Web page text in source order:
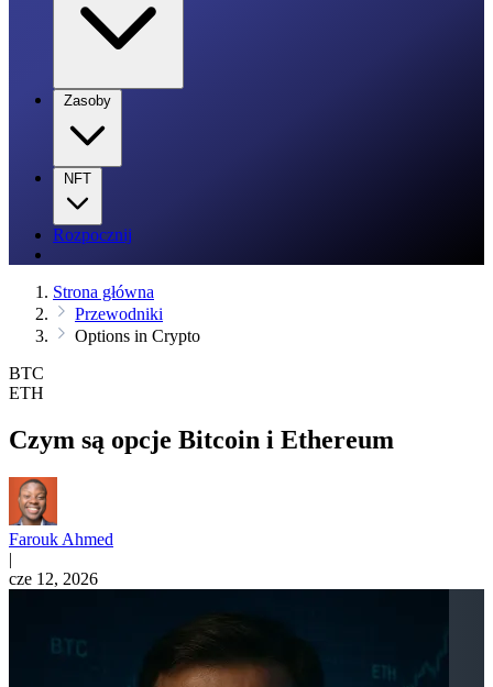
Zasoby
NFT
Rozpocznij
Strona główna
Przewodniki
Options in Crypto
BTC
ETH
Czym są opcje Bitcoin i Ethereum
Farouk Ahmed
|
cze 12, 2026